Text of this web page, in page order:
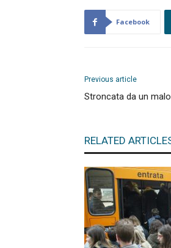
Facebook
Previous article
Stroncata da un
RELATED